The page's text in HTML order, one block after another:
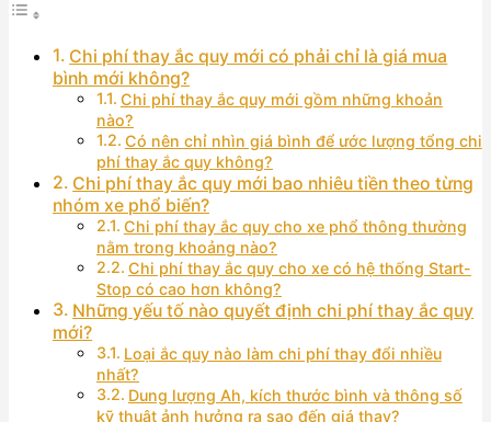
Chi phí thay ắc quy mới có phải chỉ là giá mua
bình mới không?
Chi phí thay ắc quy mới gồm những khoản
nào?
Có nên chỉ nhìn giá bình để ước lượng tổng chi
phí thay ắc quy không?
Chi phí thay ắc quy mới bao nhiêu tiền theo từng
nhóm xe phổ biến?
Chi phí thay ắc quy cho xe phổ thông thường
nằm trong khoảng nào?
Chi phí thay ắc quy cho xe có hệ thống Start-
Stop có cao hơn không?
Những yếu tố nào quyết định chi phí thay ắc quy
mới?
Loại ắc quy nào làm chi phí thay đổi nhiều
nhất?
Dung lượng Ah, kích thước bình và thông số
kỹ thuật ảnh hưởng ra sao đến giá thay?